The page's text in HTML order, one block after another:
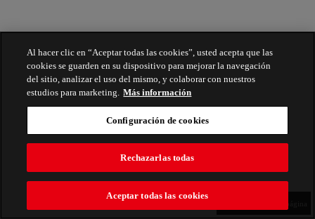
Al hacer clic en “Aceptar todas las cookies”, usted acepta que las
cookies se guarden en su dispositivo para mejorar la navegación
del sitio, analizar el uso del mismo, y colaborar con nuestros
estudios para marketing.
Más información
Configuración de cookies
Rechazarlas todas
Aceptar todas las cookies